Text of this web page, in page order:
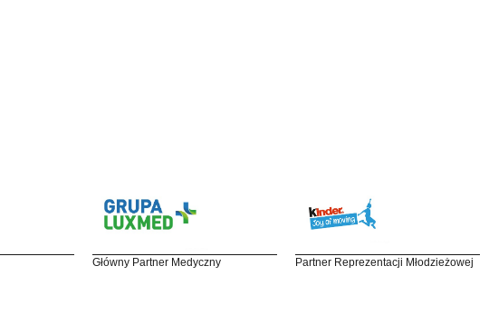
Główny Partner Medyczny Partner Reprezentacji Młodzieżowej